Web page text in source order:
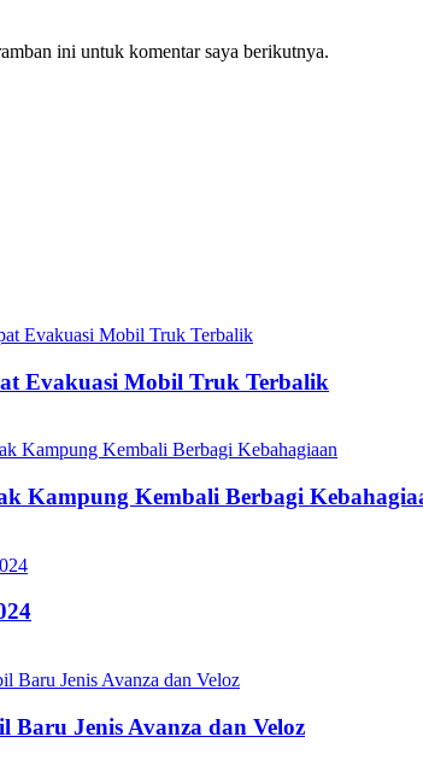
ini untuk komentar saya berikutnya.
Evakuasi Mobil Truk Terbalik
Kampung Kembali Berbagi
Jenis Avanza dan Veloz